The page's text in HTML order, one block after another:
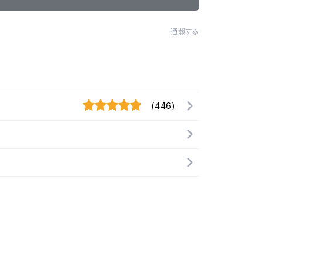
通報する
(446)